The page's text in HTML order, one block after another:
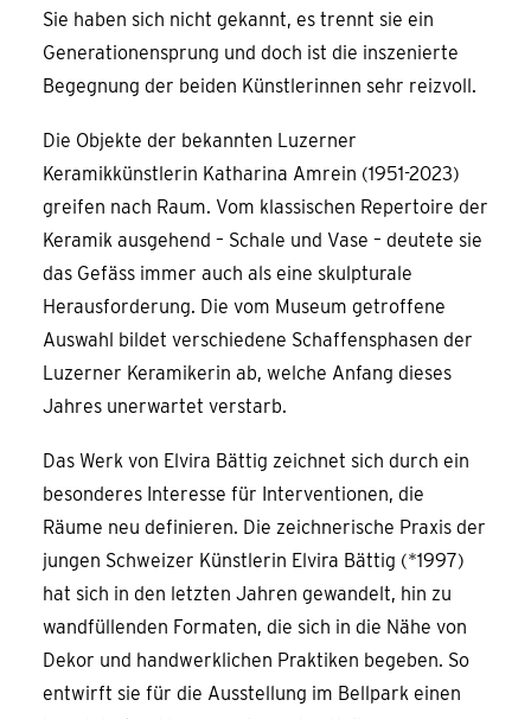
Sie haben sich nicht gekannt, es trennt sie ein
Generationensprung und doch ist die inszenierte
Begegnung der beiden Künstlerinnen sehr reizvoll.
Die Objekte der bekannten Luzerner
Keramikkünstlerin Katharina Amrein (1951-2023)
greifen nach Raum. Vom klassischen Repertoire der
Keramik ausgehend – Schale und Vase – deutete sie
das Gefäss immer auch als eine skulpturale
Herausforderung. Die vom Museum getroffene
Auswahl bildet verschiedene Schaffensphasen der
Luzerner Keramikerin ab, welche Anfang dieses
Jahres unerwartet verstarb.
Das Werk von Elvira Bättig zeichnet sich durch ein
besonderes Interesse für Interventionen, die
Räume neu definieren. Die zeichnerische Praxis der
jungen Schweizer Künstlerin Elvira Bättig (*1997)
hat sich in den letzten Jahren gewandelt, hin zu
wandfüllenden Formaten, die sich in die Nähe von
Dekor und handwerklichen Praktiken begeben. So
entwirft sie für die Ausstellung im Bellpark einen